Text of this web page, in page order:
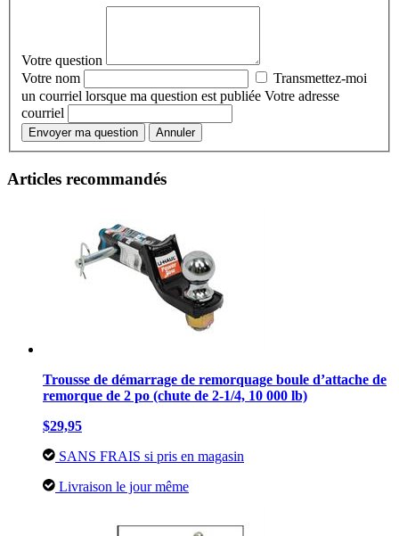
Votre question
Votre nom
Transmettez-moi
un courriel lorsque ma question est publiée Votre adresse
courriel
Envoyer ma question Annuler
Articles recommandés
Trousse de démarrage de remorquage boule d’attache de
remorque de 2 po (chute de 2-1/4, 10 000 lb)
$29,95
SANS FRAIS si pris en magasin
Livraison le jour même